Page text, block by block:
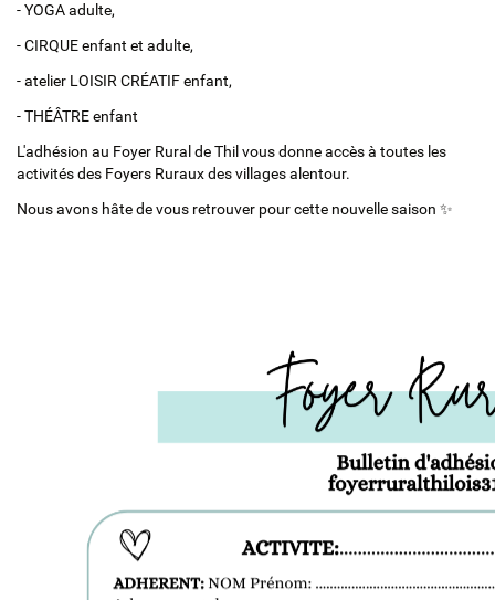
- YOGA adulte,
- CIRQUE enfant et adulte,
- atelier LOISIR CRÉATIF enfant,
- THÉÂTRE enfant
L'adhésion au Foyer Rural de Thil vous donne accès à toutes les
activités des Foyers Ruraux des villages alentour.
Nous avons hâte de vous retrouver pour cette nouvelle saison ✨